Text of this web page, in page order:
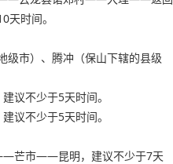
天时间。
级市）、腾冲（保山下辖的县级
不少于5天时间。
不少于5天时间。
市——昆明，建议不少于7天